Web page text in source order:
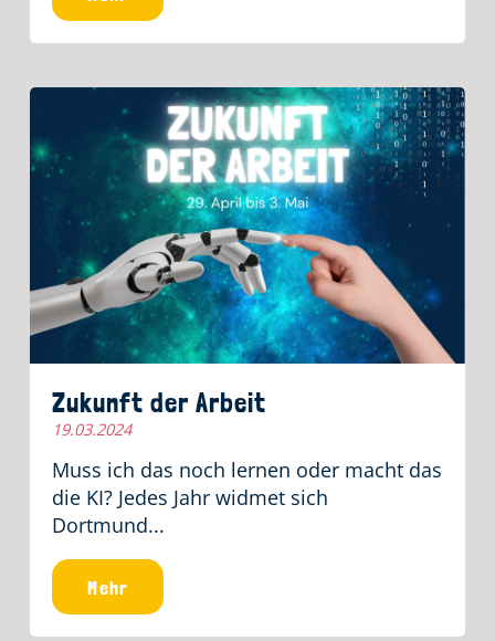
Zukunft der Arbeit
19.03.2024
Muss ich das noch lernen oder macht das
die KI? Jedes Jahr widmet sich
Dortmund...
Mehr